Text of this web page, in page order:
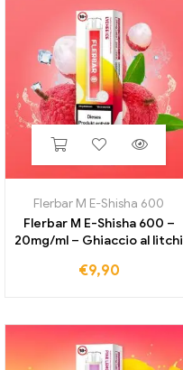
Flerbar M E-Shisha 600
Flerbar M E-Shisha 600 –
20mg/ml – Ghiaccio al litchi
€9,90